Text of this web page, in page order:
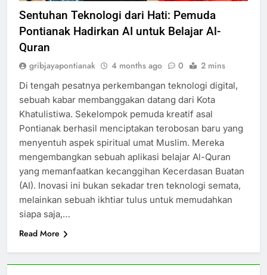
Sentuhan Teknologi dari Hati: Pemuda
Pontianak Hadirkan AI untuk Belajar Al-
Quran
gribjayapontianak 4 months ago 0 2 mins
Di tengah pesatnya perkembangan teknologi digital,
sebuah kabar membanggakan datang dari Kota
Khatulistiwa. Sekelompok pemuda kreatif asal
Pontianak berhasil menciptakan terobosan baru yang
menyentuh aspek spiritual umat Muslim. Mereka
mengembangkan sebuah aplikasi belajar Al-Quran
yang memanfaatkan kecanggihan Kecerdasan Buatan
(AI). Inovasi ini bukan sekadar tren teknologi semata,
melainkan sebuah ikhtiar tulus untuk memudahkan
siapa saja,…
Read More